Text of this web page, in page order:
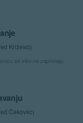
Križevci)
se više ne zaprimaju.
Čakovec)